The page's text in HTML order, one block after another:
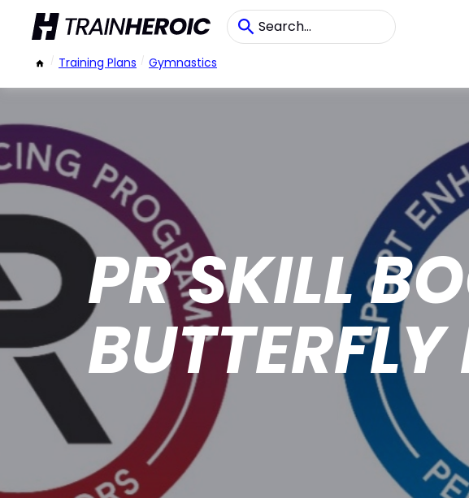
/ Training Plans / Gymnastics
PR SKILL
BUTTERFLY